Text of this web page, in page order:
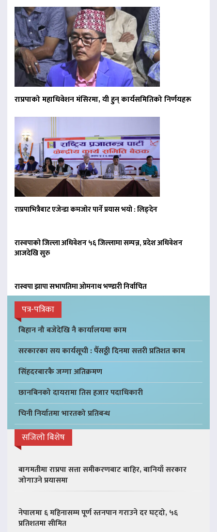
राप्रपाको महाधिवेशन मंसिरमा, यी हुन् कार्यसमितिको निर्णयहरू
राप्रपाभित्रैबाट एजेन्डा कमजोर पार्ने प्रयास भयो : लिङ्देन
रास्वपाको जिल्ला अधिवेशन ५६ जिल्लामा सम्पन्न, प्रदेश अधिवेशन
आजदेखि सुरु
रास्वपा झापा सभापतिमा ओमनाथ भण्डारी निर्वाचित
पत्र-पत्रिका
बिहान नौ बजेदेखि नै कार्यालयमा काम
सरकारका सय कार्यसूची : पैँसठ्ठी दिनमा सत्तरी प्रतिशत काम
सिंहदरबारकै जग्गा अतिक्रमण
छानबिनको दायरामा तिस हजार पदाधिकारी
चिनी निर्यातमा भारतको प्रतिबन्ध
सजिलो बिशेष
बागमतीमा राप्रपा सत्ता समीकरणबाट बाहिर, बानियाँ सरकार
जोगाउने प्रयासमा
नेपालमा ६ महिनासम्म पूर्ण स्तनपान गराउने दर घट्दो, ५६
प्रतिशतमा सीमित